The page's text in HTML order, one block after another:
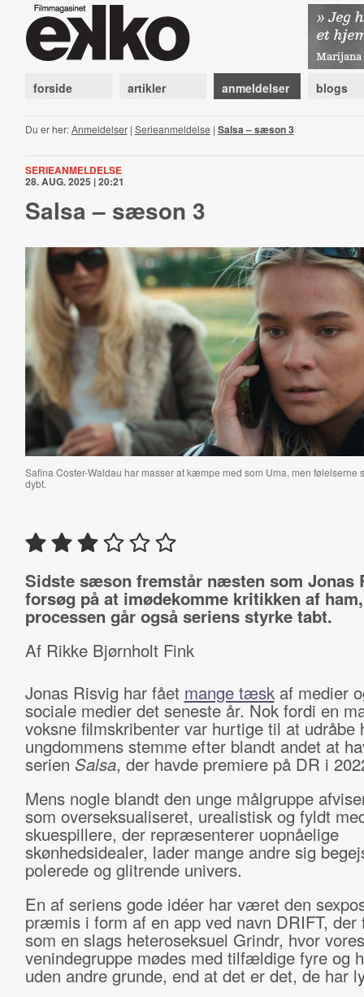
forside artikler anmeldelser blogs
Du er her:Anmeldelser| Serieanmeldelse | Salsa – sæson 3
SERIEANMELDELSE
28. AUG. 2025 | 20:21
Salsa – sæson 3
Safina Coster-Waldau har masser at kæmpe med som Uma, men
dybt.
Sidste sæson fremstår næsten som Jonas
forsøg på at imødekomme kritikken af
processen går også seriens styrke tabt.
Af Rikke Bjørnholt Fink
Jonas Risvig har fået mange tæskaf medier
sociale medier det seneste år. Nok fordi en
voksne filmskribenter var hurtige til at udråbe
ungdommens stemme efter blandt andet at
serien Salsa, der havde premiere på DR i
Mens nogle blandt den unge målgruppe
som overseksualiseret, urealistisk og fyldt
skuespillere, der repræsenterer uopnåelige
skønhedsidealer, lader mange andre sig
polerede og glitrende univers.
En af seriens gode idéer har været den
præmis i form af en app ved navn DRIFT, der
som en slags heteroseksuel Grindr, hvor vores
venindegruppe mødes med tilfældige fyre og
uden andre grunde, end at det er det, de har